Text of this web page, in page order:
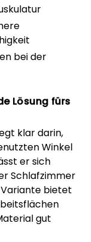
bei der
Lösung fürs
klar darin,
Winkel
er sich
Schlafzimmer
bietet
gut